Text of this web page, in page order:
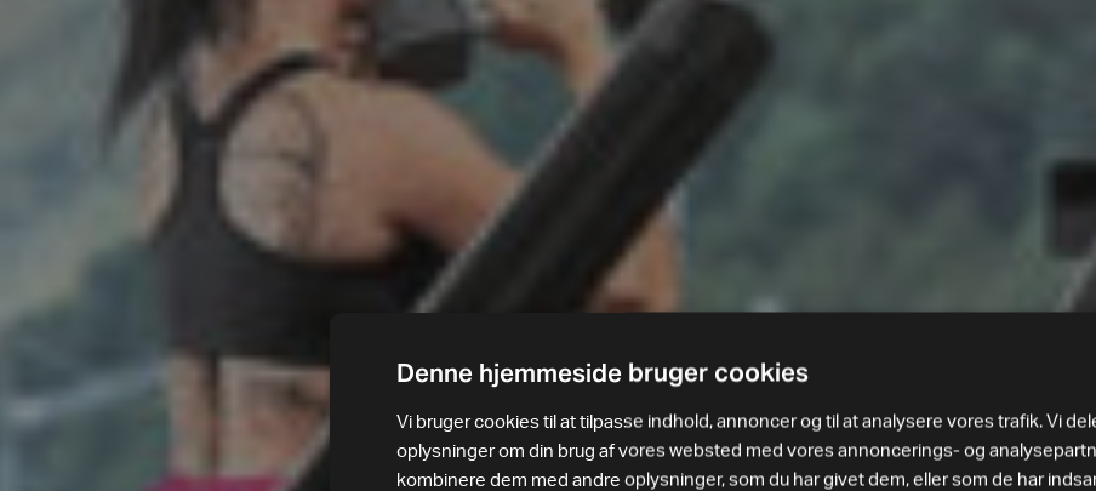
Denne hjemmeside bruger cookies
Vi bruger cookies til at tilpasse indhold, annoncer og til at analysere vores trafik. Vi
oplysninger om din brug af vores websted med vores annoncerings- og
kombinere dem med andre oplysninger, som du har givet dem, eller som de har